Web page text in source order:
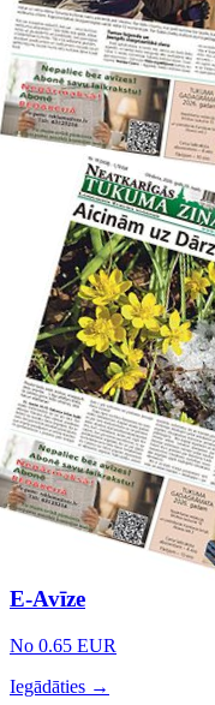
E-Avīze
No 0.65 EUR
Iegādāties →